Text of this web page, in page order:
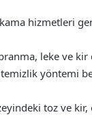
hizmetleri
leke ve kir
yöntemi
toz ve